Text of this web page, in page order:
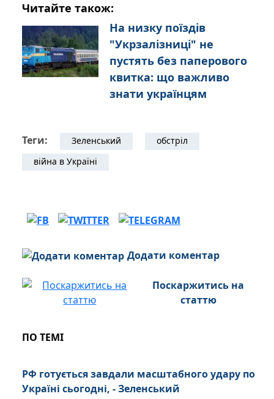
Читайте також:
На низку поїздів
"Укрзалізниці" не
пустять без паперового
квитка: що важливо
знати українцям
Теги: Зеленський
обстріл
війна в Україні
Додати коментар
Поскаржитись на
статтю
ПО ТЕМІ
РФ готується завдали масштабного удару по
Україні сьогодні, - Зеленський